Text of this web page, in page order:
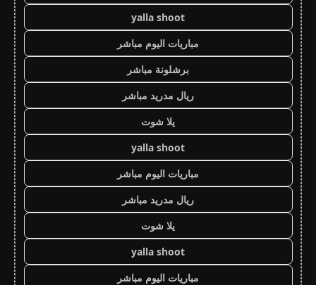
yalla shoot
مباريات اليوم مباشر
برشلونة مباشر
ريال مدريد مباشر
يلا شوت
yalla shoot
مباريات اليوم مباشر
ريال مدريد مباشر
يلا شوت
yalla shoot
مباريات اليوم مباشر